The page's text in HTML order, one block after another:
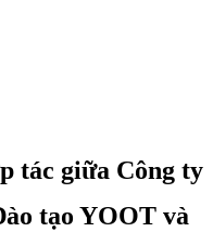
tác giữa Công ty
tạo YOOT và